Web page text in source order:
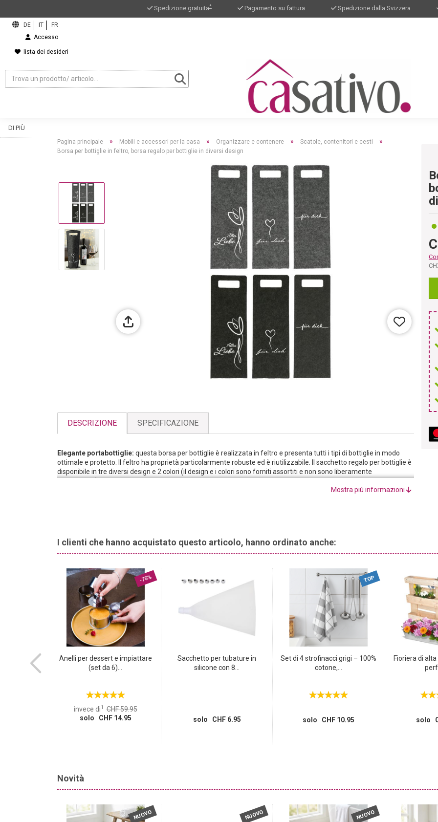
Spedizione gratuita* Pagamento su fattura Spedizione dalla Svizzera
Accesso
lista dei desideri
DI PIÙ
Pagina principale » Mobili e accessori per la casa » Organizzare e contenere » Scatole, contenitori e cesti »
Borsa per bottiglie in feltro, borsa regalo per bottiglie in diversi design
DESCRIZIONE SPECIFICAZIONE
Elegante portabottiglie: questa borsa per bottiglie è realizzata in feltro e presenta tutti i tipi di bottiglie in modo
ottimale e protetto. Il feltro ha proprietà particolarmente robuste ed è riutilizzabile. Il sacchetto regalo per bottiglie è
disponibile in tre diversi design e 2 colori (il design e i colori sono forniti assortiti e non sono liberamente
corpo bulboso e al collo sottile senza creare pieghe e strappi antiestetici. Con alcuni sacchetti regalo per bottiglie in
magazzino, potrete dire definitivamente addio a questo problema. Scegliete una buona goccia, mettetela nel
Mostra piú informazioni
I clienti che hanno acquistato questo articolo, hanno ordinato anche:
fili con
-75%
Anelli per dessert e impiattare
(set da 6)...
invece di1 CHF 59.95
solo CHF 14.95
Sacchetto per tubature in
silicone con 8...
solo CHF 6.95
TOP
Set di 4 strofinacci grigi – 100%
cotone,...
solo CHF 10.95
Fioriera di
solo
Novità
NUOVO NUOVO NUOVO